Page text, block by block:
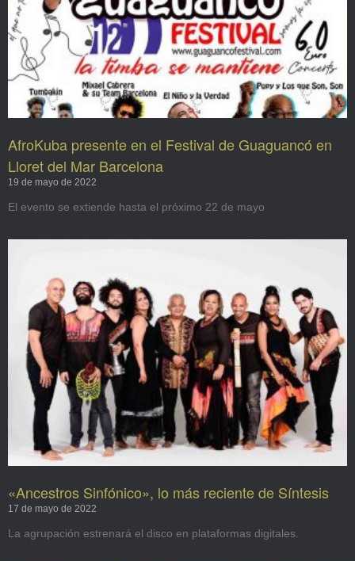
AfroKuba presente en el Festival de Guaguancó en
Lloret del Mar Barcelona
19 de mayo de 2022
El evento se extiende hasta el próximo 22 de mayo
«Ancestros Sinfónico», lo más reciente de Síntesis
17 de mayo de 2022
La agrupación estrenará el disco en plataformas digitales.